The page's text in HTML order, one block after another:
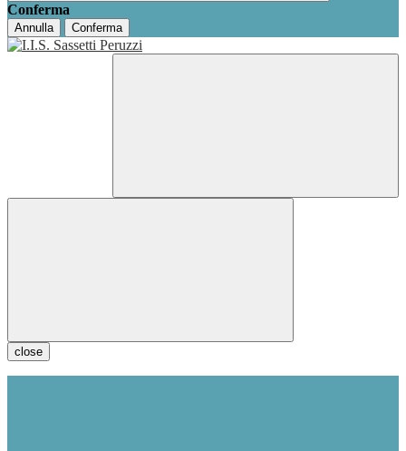
Conferma
Annulla Conferma
close